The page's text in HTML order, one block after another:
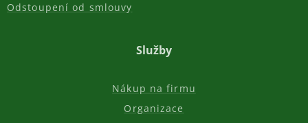
Odstoupení od smlouvy
Služby
Nákup na firmu
Organizace